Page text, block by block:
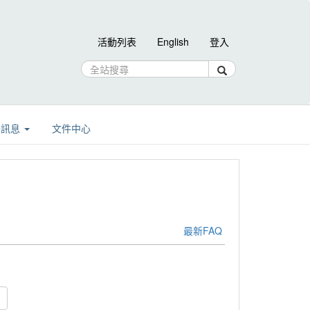
活動列表 English 登入
息 文件中心
最新FAQ